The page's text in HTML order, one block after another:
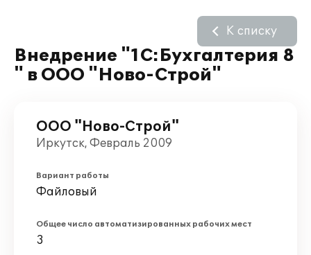
Внедрение "1С:Бухгалтерия 8
" в ООО "Ново-Строй"
К списку
ООО "Ново-Строй"
Иркутск, Февраль 2009
Вариант работы
Файловый
Общее число автоматизированных рабочих мест
3